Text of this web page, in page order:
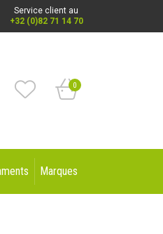
Service client au
+32 (0)82 71 14 70
0
Marques